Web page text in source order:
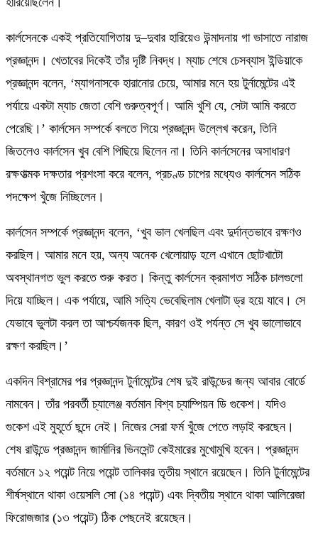
কার্লসেনকে একই প্রতিযোগিতায় দু–দুবার হারিয়েও উন্মাদনায় গা ভাসাতে নারাজ
প্রজ্ঞানন্দ। খেতাবের দিকেই তাঁর দৃষ্টি নিবদ্ধ। ম্যাচ শেষে চেসব্যাস ইন্ডিয়াকে
প্রজ্ঞানন্দ বলেন, ‘‌ম্যাগনাসকে হারানোর চেয়ে, আমার মনে হয় টুর্নামেন্টের এই
পর্যায়ে একটা ম্যাচ জেতা বেশি গুরুত্বপূর্ণ। আমি খুশি যে, সেটা আমি করতে
পেরেছি।’‌ কার্লসেন সম্পর্কে বলতে গিয়ে প্রজ্ঞানন্দ উল্লেখ করেন, তিনি
জিতলেও কার্লসেন খুব বেশি পিছিয়ে ছিলেন না। তিনি কার্লসেনের অসাধারণ
রক্ষণাত্মক দক্ষতার প্রশংসা করে বলেন, ‌প্রচণ্ড চাপের মধ্যেও কার্লসেন সঠিক
পদক্ষেপ খুঁজে নিচ্ছিলেন।‌
কার্লসেন সম্পর্কে প্রজ্ঞানন্দ বলেন, ‘‌খুব ভাল খেলছিল এবং দুর্দান্তভাবে রক্ষণও
করছিল। আমার মনে হয়, অন্য অনেক খেলোয়াড় হলে এখানে ছোটখাটো
অবস্থানগত ভুল করতে শুরু করত। কিন্তু কার্লসেন ক্রমাগত সঠিক চালগুলো
দিয়ে যাচ্ছিল। এক পর্যায়ে, আমি সত্যি ভেবেছিলাম খেলাটা ড্র হয়ে যাবে। সে
যেভাবে ভুলটা করল তা আশ্চর্যজনক ছিল, কারণ ওই পর্যন্ত সে খুব ভালোভাবে
রক্ষণ করছিল।’‌
একদিন বিশ্রামের পর প্রজ্ঞানন্দ টুর্নামেন্টের শেষ দুই রাউন্ডের জন্য আবার বোর্ডে
নামবেন। তাঁর পরবর্তী চ্যালেঞ্জ বর্তমান বিশ্ব চ্যাম্পিয়ন ডি গুকেশ। যদিও
গুকেশ এই মুহূর্তে ছন্দে নেই। নিজের সেরা ফর্ম খুঁজে পেতে লড়াই করছেন।
শেষ রাউন্ডে প্রজ্ঞানন্দ জার্মানির ভিনসেন্ট কেইমারের মুখোমুখি হবেন। প্রজ্ঞানন্দ
বর্তমানে ১২ পয়েন্ট নিয়ে পয়েন্ট তালিকার তৃতীয় স্থানে রয়েছেন। তিনি টুর্নামেন্টের
শীর্ষস্থানে থাকা ওয়েসলি সো (১৪ পয়েন্ট) এবং দ্বিতীয় স্থানে থাকা আলিরেজা
ফিরোজজার (১৩ পয়েন্ট) ঠিক পেছনেই রয়েছেন।